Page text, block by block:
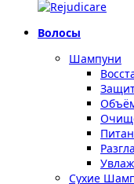
Волосы
Шампуни
Сухие